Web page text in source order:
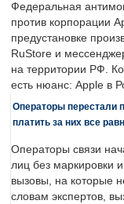
Федеральная
против корпорации
предустановке
RuStore и
на территории РФ.
есть нюанс: Apple в
Операторы перестали
платить за них все
Операторы связи
лиц без маркировки
вызовы, на которые
словам экспертов,